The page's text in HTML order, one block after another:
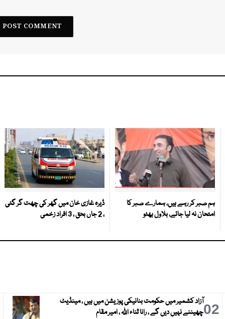
ہم صبر کر رہے ہیں، ہمارے صبر کا
امتحان نہ لیا جائے، بلاول بھٹو
ڈیرہ غازی خان میں گھر کی چھت گر گئی
، 2 جاں بحق ، 3 افراد زخمی
02آزاد کشمیر میں حکومت بنانیکی پوزیشن میں ہیں ، مینڈیٹ
چھیننے نہیں دیں گے ، رانا ثناء اللہ ، امیر مقام